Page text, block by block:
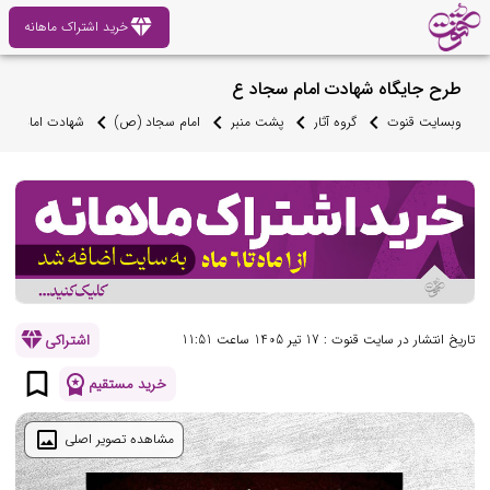
diamondخرید اشتراک ماهانه
طرح جایگاه شهادت امام سجاد ع
وبسایت قنوت گروه آثار پشت منبر امام سجاد (ص) شهادت امام
تاریخ انتشار در سایت قنوت : 17 تیر 1405 ساعت 11:51 اشتراکیdiamond
خرید مستقیم workspace_premium
bookmark_border
مشاهده تصویر اصلی image